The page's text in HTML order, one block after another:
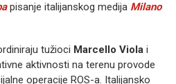
pisanje italijanskog medija Milano
tužioci Marcello Viola i
aktivnosti na terenu provode
operacije ROS-a. Italijansko